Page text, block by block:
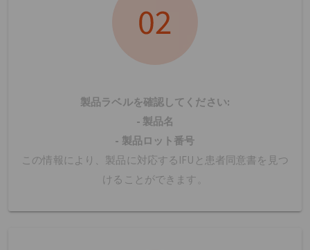
製品ラベルを確認してください:
- 製品名
- 製品ロット番号
この情報により、製品に対応するIFUと患者同意書を見つ
けることができます。